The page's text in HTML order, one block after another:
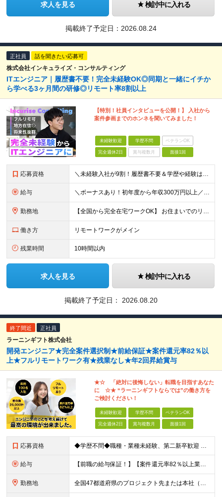
求人を見る 検討中に入れる
掲載終了予定日： 2026.08.24
正社員 話を聞きたい応募可
株式会社インキュライズ・コンサルティング
ITエンジニア｜履歴書不要！完全未経験OK◎同期と一緒にイチか
ら学べる3ヶ月間の研修◎リモート率8割以上
【特別！社員インタビューを公開！】 入社から
案件参画までのホンネを聞いてみました！
未経験歓迎 学歴不問 ベテランOK
完全週休2日 賞与複数月 面接1回
応募資格 ＼未経験入社が9割！履歴書不要＆学歴や経験は一切不問★意欲や人柄を重視／ 「経験も知識もゼロだけど、やってみたい」 ……そんな想いがあれば、ITの知識が全くない未経験の方でも大歓迎。 当社も全力でス
給与 ＼ボーナスあり！初年度から年収300万円以上／ ■月給24万2,200円～35万円＋賞与＋各種手当 ※経験・年齢・能力等を考慮し決定いたします。 ※上記金額には固定残業代（月30時間分、46,000
勤務地 【全国から完全在宅ワークOK】 お住まいでのリモートワーク、または首都圏（東京・神奈川・埼玉・千葉）・大阪のプロジェクト先での勤務となります。 ※転勤はありません。 ※現在は80％以上が在宅勤務での
働き方 リモートワークがメイン
残業時間 10時間以内
求人を見る 検討中に入れる
掲載終了予定日： 2026.08.20
終了間近 正社員
ラーニンギフト株式会社
開発エンジニア★完全案件選択制★前給保証★案件還元率82％以
上★フルリモートワーク有★残業なし★年2回昇給賞与
★☆ 「絶対に後悔しない」転職を目指すあなた
に ☆★ “ラーニンギフトならでは”の働き方を
ご検討ください！
未経験歓迎 学歴不問 ベテランOK
完全週休2日 賞与複数月 面接1回
応募資格 ◆学歴不問◆職種・業種未経験、第二新卒歓迎 【具体的には】 1ヶ月でも実務経験があれば尚◎ ※豊富な経験者は特に給与面で大きな優遇有 ＜経験浅めの方でも歓迎＞ ★以下「◎」いずれかに該当される
給与 【前職の給与保証！】【案件還元率82％以上業界最高水準！】【転職者の100%が収入UPを実現！】 ＼スキルに見合った収入を望む方は、ぜひ！／ 【経験1年未満の方】 月給23万円～35万円 ※月給には
勤務地 全国47都道府県のプロジェクト先または本社（新宿区） ◎勤務地は希望を考慮。転勤はありません。記載した以外の勤務地となることはございません。 ◎フルリモート(完全在宅勤務）多数あります。 ◎転職時にお